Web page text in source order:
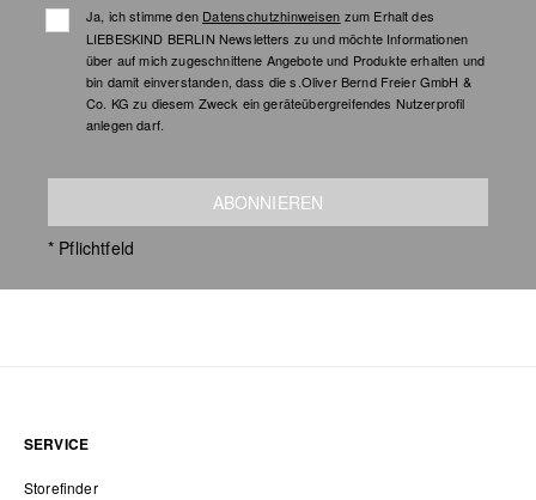
Ja, ich stimme den Datenschutzhinweisen zum Erhalt des
LIEBESKIND BERLIN Newsletters zu und möchte Informationen
über auf mich zugeschnittene Angebote und Produkte erhalten und
bin damit einverstanden, dass die s.Oliver Bernd Freier GmbH &
Co. KG zu diesem Zweck ein geräteübergreifendes Nutzerprofil
anlegen darf.
ABONNIEREN
* Pflichtfeld
SERVICE
Storefinder